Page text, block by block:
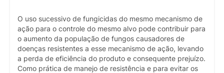
O uso sucessivo de fungicidas do mesmo mecanismo de
ação para o controle do mesmo alvo pode contribuir para
o aumento da população de fungos causadores de
doenças resistentes a esse mecanismo de ação, levando
a perda de eficiência do produto e consequente prejuízo.
Como prática de manejo de resistência e para evitar os